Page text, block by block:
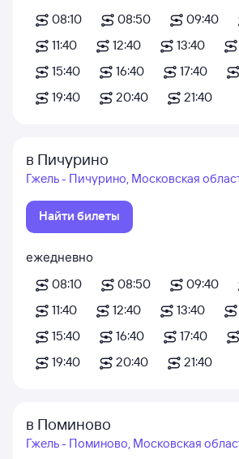
08:10
08:50 09:40
11:40
12:40 13:40
15:40
16:40 17:40
19:40
20:40 21:40
в Пичурино
Гжель - Пичурино, Московская
Найти билеты
ежедневно
08:10
08:50 09:40
11:40
12:40 13:40
15:40
16:40 17:40
19:40
20:40 21:40
в Поминово
Гжель - Поминово, Московская